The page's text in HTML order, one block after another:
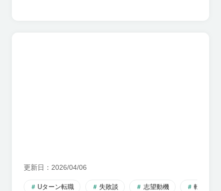
更新日 2026/04/06
Uターン転職 失敗談 志望動機 転職活